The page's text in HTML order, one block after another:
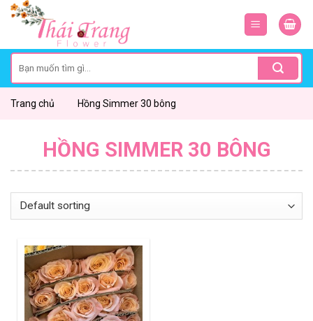
Skip
for:
Trang chủ Hồng Simmer 30 bông
HỒNG SIMMER 30 BÔNG